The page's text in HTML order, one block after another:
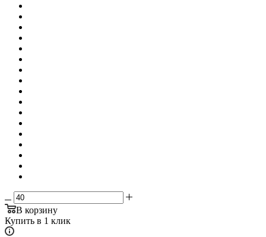
В корзину
Купить в 1 клик